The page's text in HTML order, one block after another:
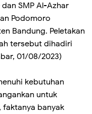
SMP Al-Azhar
Podomoro
Bandung. Peletakan
tersebut dihadiri
01/08/2023)
kebutuhan
untuk
faktanya banyak